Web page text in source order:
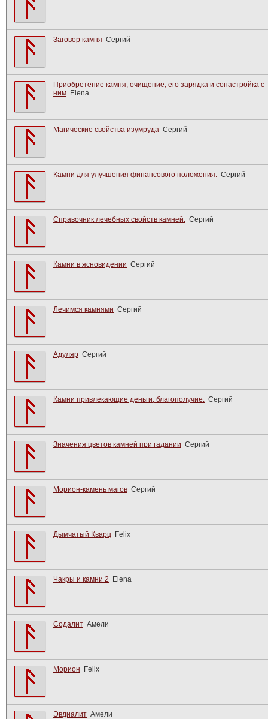
Заговор камня Сергий
Приобретение камня, очищение, его зарядка и сонастройка с
ним Elena
Магические свойства изумруда Сергий
Камни для улучшения финансового положения. Сергий
Справочник лечебных свойств камней. Сергий
Камни в ясновидении Сергий
Лечимся камнями Сергий
Адуляр Сергий
Камни привлекающие деньги, благополучие. Сергий
Значения цветов камней при гадании Сергий
Морион-камень магов Сергий
Дымчатый Кварц Felix
Чакры и камни 2 Elena
Содалит Амели
Морион Felix
Эвдиалит Амели